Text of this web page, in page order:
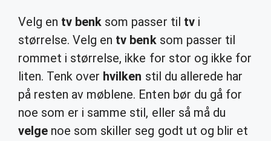
Velg en tv benk som passer til tvi
størrelse. Velg en tv benksom passer til
rommet i størrelse, ikke for stor og ikke for
liten. Tenk over hvilken stil du allerede har
på resten av møblene. Enten bør du gå for
noe som er i samme stil, eller så må du
velge noe som skiller seg godt ut og blir et